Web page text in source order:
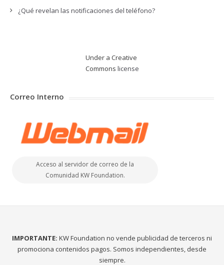
¿Qué revelan las notificaciones del teléfono?
Under a Creative
Commons license
Correo Interno
Acceso al servidor de correo de la
Comunidad KW Foundation.
IMPORTANTE: KW Foundation no vende publicidad de terceros ni
promociona contenidos pagos. Somos independientes, desde
siempre.